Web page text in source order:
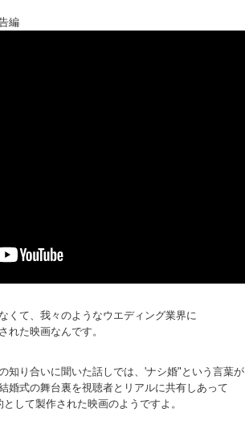
編
くて、我々のようなウエディング業界に
れた映画なんです。
知り合いに聞いた話しでは、'ナシ婚"という言葉が
婚式の舞台裏を視聴者とリアルに共有しあって
して製作された映画のようですよ。